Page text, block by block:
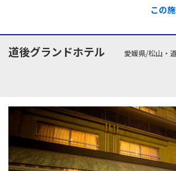
この
道後グランドホテル
愛媛県/松山・